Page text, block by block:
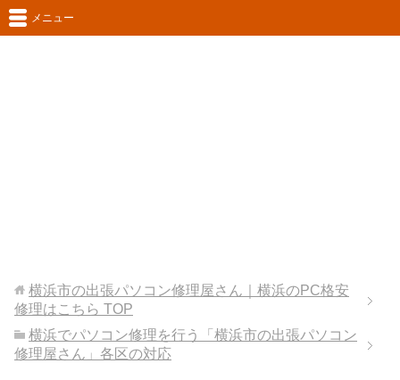
メニュー
横浜市の出張パソコン修理屋さん｜横浜のPC格安
修理はこちら TOP
横浜でパソコン修理を行う「横浜市の出張パソコン
修理屋さん」各区の対応